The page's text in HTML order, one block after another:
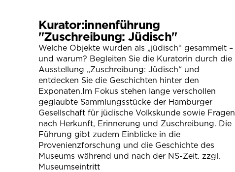
Kurator:innenführung
"Zuschreibung: Jüdisch"
Welche Objekte wurden als „jüdisch“ gesammelt –
und warum? Begleiten Sie die Kuratorin durch die
Ausstellung „Zuschreibung: Jüdisch“ und
entdecken Sie die Geschichten hinter den
Exponaten.Im Fokus stehen lange verschollen
geglaubte Sammlungsstücke der Hamburger
Gesellschaft für jüdische Volkskunde sowie Fragen
nach Herkunft, Erinnerung und Zuschreibung. Die
Führung gibt zudem Einblicke in die
Provenienzforschung und die Geschichte des
Museums während und nach der NS-Zeit. zzgl.
Museumseintritt